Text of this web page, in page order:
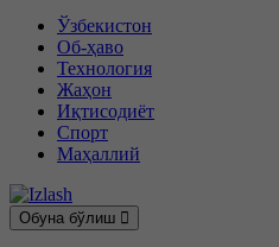
Ўзбекистон
Об-ҳаво
Технология
Жаҳон
Иқтисодиёт
Спорт
Маҳаллий
Обуна бўлиш